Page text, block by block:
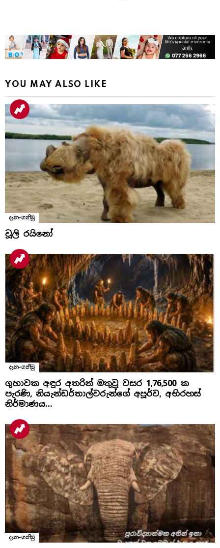
YOU MAY ALSO LIKE
දැන-ගනිමු
වූලි රයිනෝ
දැන-ගනිමු
ගුහාවක අඳුර අතරින් මතුවූ වසර 1,76,500 ක
පැරණි, නියැන්ඩර්තාල්වරුන්ගේ අපූර්ව, අභිරහස්
නිර්මාණය…
දැන-ගනිමු